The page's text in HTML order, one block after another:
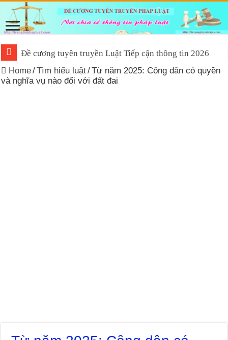
Đề cương tuyên truyền Luật Tiếp cận thông tin 2026
Home/Tìm hiểu luật/Từ năm 2025: Công dân có quyền
và nghĩa vụ nào đối với đất đai